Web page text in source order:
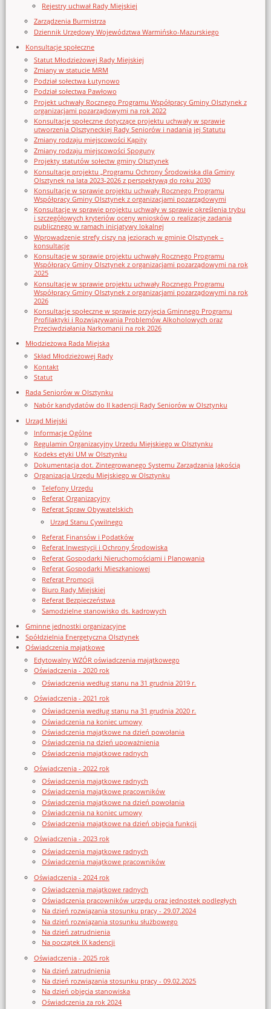
Rejestry uchwał Rady Miejskiej
Zarządzenia Burmistrza
Dziennik Urzędowy Województwa Warmińsko-Mazurskiego
Konsultacje społeczne
Statut Młodzieżowej Rady Miejskiej
Zmiany w statucie MRM
Podział sołectwa Łutynowo
Podział sołectwa Pawłowo
Projekt uchwały Rocznego Programu Współpracy Gminy Olsztynek z
organizacjami pozarządowymi na rok 2022
Konsultacje społeczne dotyczące projektu uchwały w sprawie
utworzenia Olsztyneckiej Rady Seniorów i nadania jej Statutu
Zmiany rodzaju miejscowości Kąpity
Zmiany rodzaju miejscowości Spoguny
Projekty statutów sołectw gminy Olsztynek
Konsultacje projektu „Programu Ochrony Środowiska dla Gminy
Olsztynek na lata 2023-2026 z perspektywą do roku 2030
Konsultacje w sprawie projektu uchwały Rocznego Programu
Współpracy Gminy Olsztynek z organizacjami pozarządowymi
Konsultacje w sprawie projektu uchwały w sprawie określenia trybu
i szczegółowych kryteriów oceny wniosków o realizację zadania
publicznego w ramach inicjatywy lokalnej
Wprowadzenie strefy ciszy na jeziorach w gminie Olsztynek –
konsultacje
Konsultacje w sprawie projektu uchwały Rocznego Programu
Współpracy Gminy Olsztynek z organizacjami pozarządowymi na rok
2025
Konsultacje w sprawie projektu uchwały Rocznego Programu
Współpracy Gminy Olsztynek z organizacjami pozarządowymi na rok
2026
Konsultacje społeczne w sprawie przyjęcia Gminnego Programu
Profilaktyki i Rozwiązywania Problemów Alkoholowych oraz
Przeciwdziałania Narkomanii na rok 2026
Młodzieżowa Rada Miejska
Skład Młodzieżowej Rady
Kontakt
Statut
Rada Seniorów w Olsztynku
Nabór kandydatów do II kadencji Rady Seniorów w Olsztynku
Urząd Miejski
Informacje Ogólne
Regulamin Organizacyjny Urzedu Miejskiego w Olsztynku
Kodeks etyki UM w Olsztynku
Dokumentacja dot. Zintegrowanego Systemu Zarządzania Jakością
Organizacja Urzędu Miejskiego w Olsztynku
Telefony Urzędu
Referat Organizacyjny
Referat Spraw Obywatelskich
Urząd Stanu Cywilnego
Referat Finansów i Podatków
Referat Inwestycji i Ochrony Środowiska
Referat Gospodarki Nieruchomościami i Planowania
Referat Gospodarki Mieszkaniowej
Referat Promocji
Biuro Rady Miejskiej
Referat Bezpieczeństwa
Samodzielne stanowisko ds. kadrowych
Gminne jednostki organizacyjne
Spółdzielnia Energetyczna Olsztynek
Oświadczenia majątkowe
Edytowalny WZÓR oświadczenia majątkowego
Oświadczenia - 2020 rok
Oświadczenia według stanu na 31 grudnia 2019 r.
Oświadczenia - 2021 rok
Oświadczenia według stanu na 31 grudnia 2020 r.
Oświadczenia na koniec umowy
Oświadczenia majątkowe na dzień powołania
Oświadczenia na dzień upoważnienia
Oświadczenia majątkowe radnych
Oświadczenia - 2022 rok
Oświadczenia majątkowe radnych
Oświadczenia majątkowe pracowników
Oświadczenia majątkowe na dzień powołania
Oświadczenia na koniec umowy
Oświadczenia majątkowe na dzień objęcia funkcji
Oświadczenia - 2023 rok
Oświadczenia majątkowe radnych
Oświadczenia majątkowe pracowników
Oświadczenia - 2024 rok
Oświadczenia majątkowe radnych
Oświadczenia pracowników urzędu oraz jednostek podległych
Na dzień rozwiązania stosunku pracy - 29.07.2024
Na dzień rozwiązania stosunku służbowego
Na dzień zatrudnienia
Na początek IX kadencji
Oświadczenia - 2025 rok
Na dzień zatrudnienia
Na dzień rozwiązania stosunku pracy - 09.02.2025
Na dzień objęcia stanowiska
Oświadczenia za rok 2024